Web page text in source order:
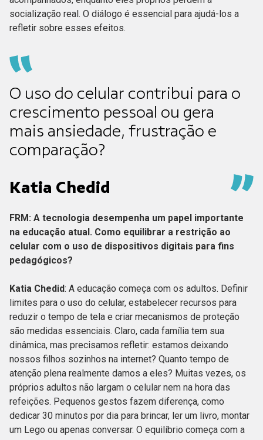
socialização real. O diálogo é essencial para ajudá-los a
refletir sobre esses efeitos.
O uso do celular contribui para o
crescimento pessoal ou gera
mais ansiedade, frustração e
comparação?
Katia Chedid
FRM: A tecnologia desempenha um papel importante
na educação atual. Como equilibrar a restrição ao
celular com o uso de dispositivos digitais para fins
pedagógicos?
Katia Chedid: A educação começa com os adultos. Definir
limites para o uso do celular, estabelecer recursos para
reduzir o tempo de tela e criar mecanismos de proteção
são medidas essenciais. Claro, cada família tem sua
dinâmica, mas precisamos refletir: estamos deixando
nossos filhos sozinhos na internet? Quanto tempo de
atenção plena realmente damos a eles? Muitas vezes, os
próprios adultos não largam o celular nem na hora das
refeições. Pequenos gestos fazem diferença, como
dedicar 30 minutos por dia para brincar, ler um livro, montar
um Lego ou apenas conversar. O equilíbrio começa com a